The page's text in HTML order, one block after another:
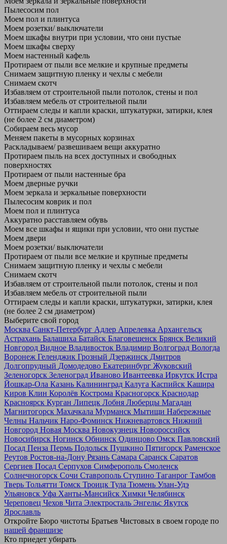
Пылесосим пол
Моем пол и плинтуса
Моем розетки/ выключатели
Моем шкафы внутри при условии, что они пустые
Моем шкафы сверху
Моем настенный кафель
Протираем от пыли все мелкие и крупные предметы
Снимаем защитную пленку и чехлы с мебели
Снимаем скотч
Избавляем от строительной пыли потолок, стены и пол
Избавляем мебель от строительной пыли
Оттираем следы и капли краски, штукатурки, затирки, клея
(не более 2 см диаметром)
Собираем весь мусор
Меняем пакеты в мусорных корзинах
Раскладываем/ развешиваем вещи аккуратно
Протираем пыль на всех доступных и свободных
поверхностях
Протираем от пыли настенные бра
Моем дверные ручки
Моем зеркала и зеркальные поверхности
Пылесосим коврик и пол
Моем пол и плинтуса
Аккуратно расставляем обувь
Моем все шкафы и ящики при условии, что они пустые
Моем двери
Моем розетки/ выключатели
Протираем от пыли все мелкие и крупные предметы
Снимаем защитную пленку и чехлы с мебели
Снимаем скотч
Избавляем от строительной пыли потолок, стены и пол
Избавляем мебель от строительной пыли
Оттираем следы и капли краски, штукатурки, затирки, клея
(не более 2 см диаметром)
Выберите свой город
Москва Санкт-Петербург Адлер Апрелевка Архангельск
Астрахань Балашиха Батайск Благовещенск Брянск Великий
Новгород Видное Владивосток Владимир Волгоград Вологда
Воронеж Геленджик Грозный Дзержинск Дмитров
Долгопрудный Домодедово Екатеринбург Жуковский
Зеленогорск Зеленоград Иваново Ивантеевка Иркутск Истра
Йошкар-Ола Казань Калининград Калуга Каспийск Кашира
Киров Клин Королёв Кострома Красногорск Краснодар
Красноярск Курган Липецк Лобня Люберцы Магадан
Магнитогорск Махачкала Мурманск Мытищи Набережные
Челны Нальчик Наро-Фоминск Нижневартовск Нижний
Новгород Новая Москва Новокузнецк Новороссийск
Новосибирск Ногинск Обнинск Одинцово Омск Павловский
Посад Пенза Пермь Подольск Пушкино Пятигорск Раменское
Реутов Ростов-на-Дону Рязань Самара Саранск Саратов
Сергиев Посад Серпухов Симферополь Смоленск
Солнечногорск Сочи Ставрополь Ступино Таганрог Тамбов
Тверь Тольятти Томск Троицк Тула Тюмень Улан-Удэ
Ульяновск Уфа Ханты-Мансийск Химки Челябинск
Череповец Чехов Чита Электросталь Энгельс Якутск
Ярославль
Откройте Бюро чистоты Братьев Чистовых в своем городе по
нашей франшизе
Кто приедет убирать